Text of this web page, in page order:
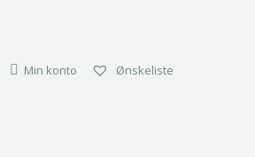
Min konto Ønskeliste